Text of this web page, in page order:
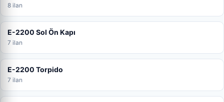
8 ilan
E-2200 Sol Ön Kapı
7 ilan
E-2200 Torpido
7 ilan